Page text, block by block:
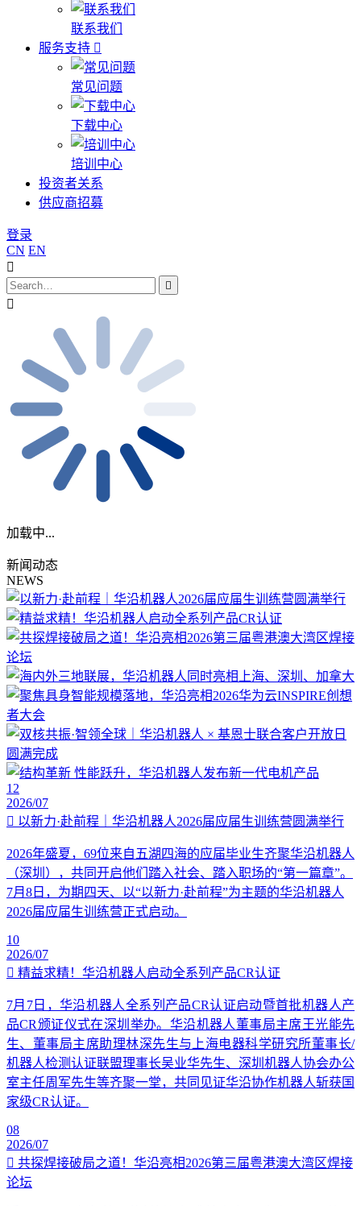
联系我们
服务支持
常见问题
下载中心
培训中心
投资者关系
供应商招募
登录
CN EN
加载中...
新闻动态
NEWS
12
2026/07
以新力·赴前程｜华沿机器人2026届应届生训练营圆满举行
2026年盛夏，69位来自五湖四海的应届毕业生齐聚华沿机器人
（深圳），共同开启他们踏入社会、踏入职场的“第一篇章”。
7月8日，为期四天、以“以新力·赴前程”为主题的华沿机器人
2026届应届生训练营正式启动。
10
2026/07
精益求精！华沿机器人启动全系列产品CR认证
7月7日，华沿机器人全系列产品CR认证启动暨首批机器人产
品CR颁证仪式在深圳举办。华沿机器人董事局主席王光能先
生、董事局主席助理林深先生与上海电器科学研究所董事长/
机器人检测认证联盟理事长吴业华先生、深圳机器人协会办公
室主任周军先生等齐聚一堂，共同见证华沿协作机器人斩获国
家级CR认证。
08
2026/07
共探焊接破局之道！华沿亮相2026第三届粤港澳大湾区焊接
论坛